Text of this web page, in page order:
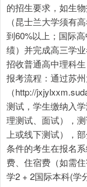
的招生要求，如生
（昆士兰大学须有
到60%以上；国际
绩）并完成高三学
招收普通高中理科
报考流程：通过苏
（http://
测试，学生缴纳入
理测试、面试），
上或线下测试），
条件的考生在报名
费、住宿费（如需
学2 + 2国际本科(学